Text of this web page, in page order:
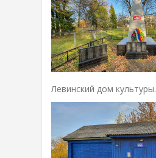
Левинский дом культуры.